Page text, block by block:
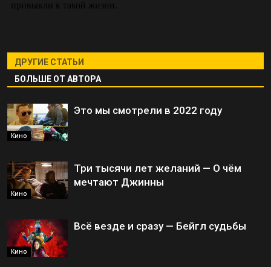
ДРУГИЕ СТАТЬИ
БОЛЬШЕ ОТ АВТОРА
Кино
Это мы смотрели в 2022 году
Кино
Три тысячи лет желаний — О чём
мечтают Джинны
Кино
Всё везде и сразу — Бейгл судьбы